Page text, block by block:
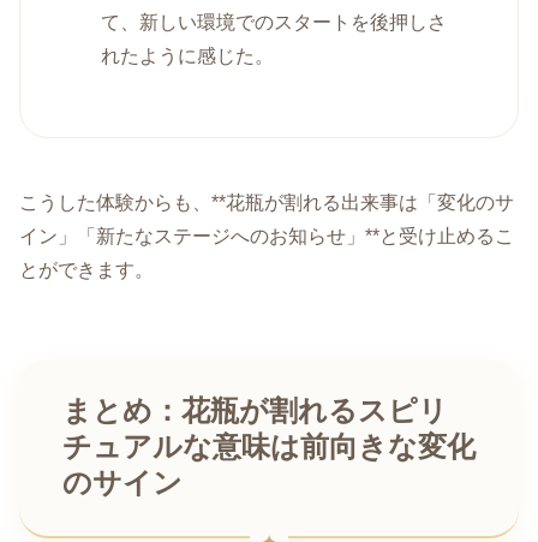
て、新しい環境でのスタートを後押しさ
れたように感じた。
こうした体験からも、**花瓶が割れる出来事は「変化のサ
イン」「新たなステージへのお知らせ」**と受け止めるこ
とができます。
まとめ：花瓶が割れるスピリ
チュアルな意味は前向きな変化
のサイン